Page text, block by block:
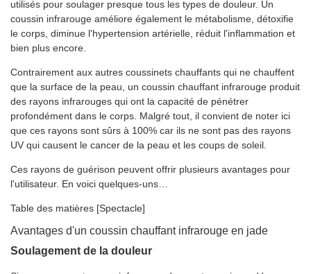
utilisés pour soulager presque tous les types de douleur. Un
coussin infrarouge améliore également le métabolisme, détoxifie
le corps, diminue l'hypertension artérielle, réduit l'inflammation et
bien plus encore.
Contrairement aux autres coussinets chauffants qui ne chauffent
que la surface de la peau, un coussin chauffant infrarouge produit
des rayons infrarouges qui ont la capacité de pénétrer
profondément dans le corps. Malgré tout, il convient de noter ici
que ces rayons sont sûrs à 100% car ils ne sont pas des rayons
UV qui causent le cancer de la peau et les coups de soleil.
Ces rayons de guérison peuvent offrir plusieurs avantages pour
l'utilisateur. En voici quelques-uns…
Table des matières [Spectacle]
Avantages d'un coussin chauffant infrarouge en jade
Soulagement de la douleur